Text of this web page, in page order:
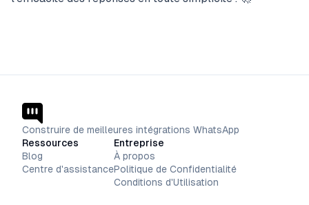
Construire de meilleures intégrations WhatsApp
Ressources
Blog
Centre d'assistance
Entreprise
À propos
Politique de Confidentialité
Conditions d'Utilisation